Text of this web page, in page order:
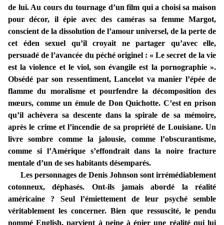
de lui. Au cours du tournage d’un film qui a choisi sa maison
pour décor, il épie avec des caméras sa femme Margot,
conscient de la dissolution de l’amour universel, de la perte de
cet éden sexuel qu’il croyait ne partager qu’avec elle,
persuadé de l’avancée du péché originel : « Le secret de la vie
est la violence et le viol, son évangile est la pornographie ».
Obsédé par son ressentiment, Lancelot va manier l’épée de
flamme du moralisme et pourfendre la décomposition des
mœurs, comme un émule de Don Quichotte. C’est en prison
qu’il achèvera sa descente dans la spirale de sa mémoire,
après le crime et l’incendie de sa propriété de Louisiane. Un
livre sombre comme la jalousie, comme l’obscurantisme,
comme si l’Amérique s’effondrait dans la noire fracture
mentale d’un de ses habitants désemparés.
Les personnages de Denis Johnson sont irrémédiablement
cotonneux, déphasés. Ont-ils jamais abordé la réalité
américaine ? Seul l’émiettement de leur psyché semble
véritablement les concerner. Bien que ressuscité, le pendu
nommé English, parvient à peine à épier une réalité qui lui